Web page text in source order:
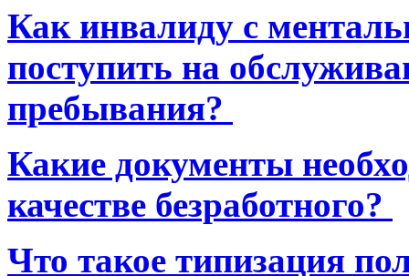
Как инвалиду с
поступить на
пребывания?
Какие документы
качестве безработного?
Что такое типизация